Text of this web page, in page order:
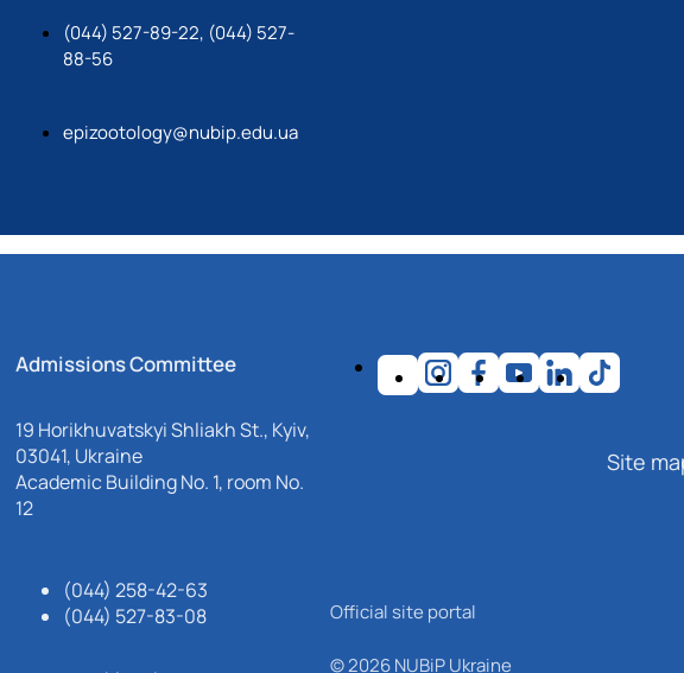
(044) 527-89-22, (044) 527-
88-56
epizootology@nubip.edu.ua
Admissions Committee
19 Horikhuvatskyi Shliakh St., Kyiv,
03041, Ukraine
Academic Building No. 1, room No.
12
(044) 258-42-63
(044) 527-83-08
Site
Official site portal
© 2026 NUBiP Ukraine